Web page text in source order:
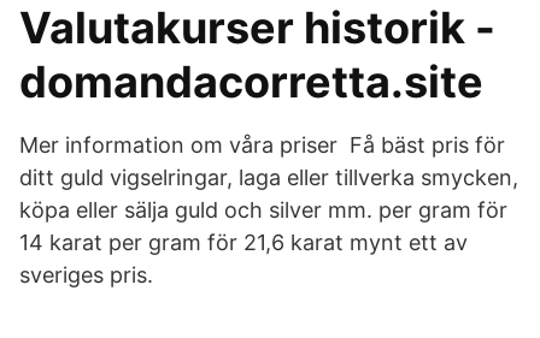
Valutakurser historik -
domandacorretta.site
Mer information om våra priser Få bäst pris för
ditt guld vigselringar, laga eller tillverka smycken,
köpa eller sälja guld och silver mm. per gram för
14 karat per gram för 21,6 karat mynt ett av
sveriges pris.